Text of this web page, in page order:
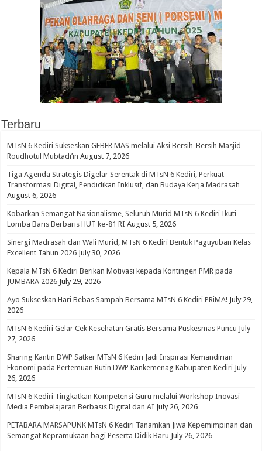
Terbaru
MTsN 6 Kediri Sukseskan GEBER MAS melalui Aksi Bersih-Bersih Masjid
Roudhotul Mubtadi’in August 7, 2026
Tiga Agenda Strategis Digelar Serentak di MTsN 6 Kediri, Perkuat
Transformasi Digital, Pendidikan Inklusif, dan Budaya Kerja Madrasah
August 6, 2026
Kobarkan Semangat Nasionalisme, Seluruh Murid MTsN 6 Kediri Ikuti
Lomba Baris Berbaris HUT ke-81 RI August 5, 2026
Sinergi Madrasah dan Wali Murid, MTsN 6 Kediri Bentuk Paguyuban Kelas
Excellent Tahun 2026 July 30, 2026
Kepala MTsN 6 Kediri Berikan Motivasi kepada Kontingen PMR pada
JUMBARA 2026 July 29, 2026
Ayo Sukseskan Hari Bebas Sampah Bersama MTsN 6 Kediri PRiMA! July 29,
2026
MTsN 6 Kediri Gelar Cek Kesehatan Gratis Bersama Puskesmas Puncu July
27, 2026
Sharing Kantin DWP Satker MTsN 6 Kediri Jadi Inspirasi Kemandirian
Ekonomi pada Pertemuan Rutin DWP Kankemenag Kabupaten Kediri July
26, 2026
MTsN 6 Kediri Tingkatkan Kompetensi Guru melalui Workshop Inovasi
Media Pembelajaran Berbasis Digital dan AI July 26, 2026
PETABARA MARSAPUNK MTsN 6 Kediri Tanamkan Jiwa Kepemimpinan dan
Semangat Kepramukaan bagi Peserta Didik Baru July 26, 2026